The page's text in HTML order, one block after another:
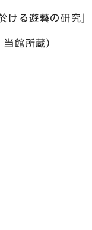
藝の研究」
所蔵）